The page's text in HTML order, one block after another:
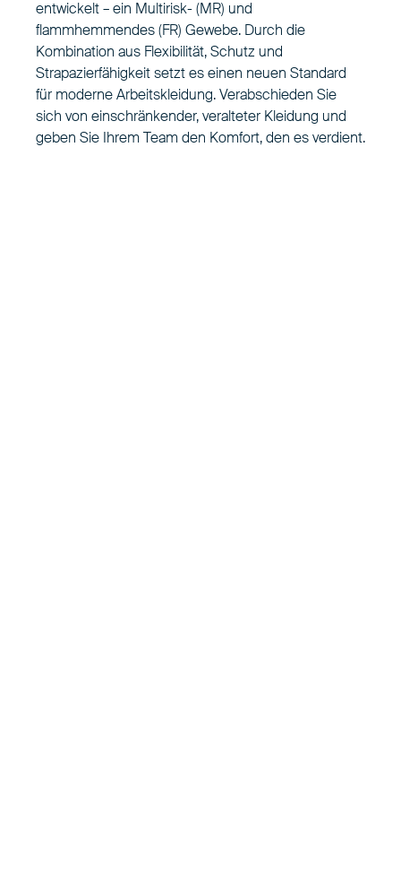
entwickelt – ein Multirisk- (MR) und
flammhemmendes (FR) Gewebe. Durch die
Kombination aus Flexibilität, Schutz und
Strapazierfähigkeit setzt es einen neuen Standard
für moderne Arbeitskleidung. Verabschieden Sie
sich von einschränkender, veralteter Kleidung und
geben Sie Ihrem Team den Komfort, den es verdient.